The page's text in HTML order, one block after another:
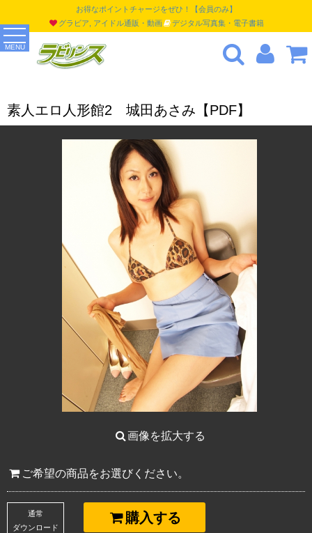
MENU
お得なポイントチャージをぜひ！【会員のみ】
グラビア, アイドル通販・動画
デジタル写真集・電子書籍
素人エロ人形館2 城田あさみ【PDF】
画像を拡大する
ご希望の商品をお選びください。
購入する
通常
ダウンロード